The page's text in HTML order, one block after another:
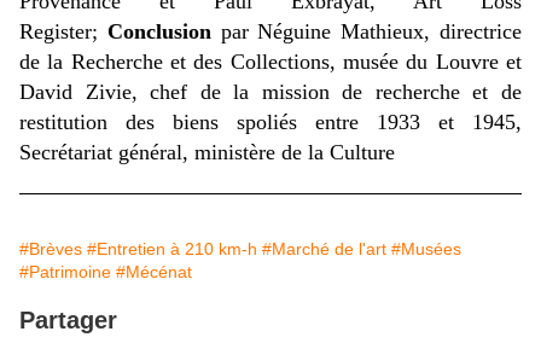
Register; Conclusionpar Néguine Mathieux, directrice
de la Recherche et des Collections, musée du Louvre et
David Zivie, chef de la mission de recherche et de
restitution des biens spoliés entre 1933 et 1945,
Secrétariat général, ministère de la Culture
#Brèves #Entretien à 210 km-h #Marché de l'art #Musées
#Patrimoine #Mécénat
Partager